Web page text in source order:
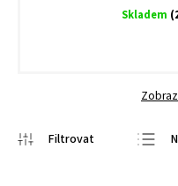
Skladem